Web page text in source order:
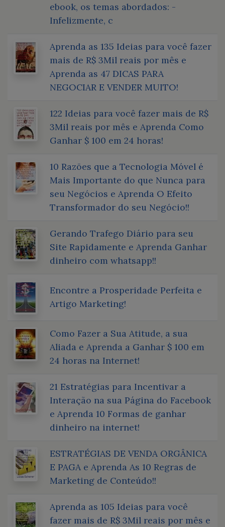
ebook, os temas abordados: -
Infelizmente, c
Aprenda as 135 Ideias para você fazer
mais de R$ 3Mil reais por mês e
Aprenda as 47 DICAS PARA
NEGOCIAR E VENDER MUITO!
122 Ideias para você fazer mais de R$
3Mil reais por mês e Aprenda Como
Ganhar $ 100 em 24 horas!
10 Razões que a Tecnologia Móvel é
Mais Importante do que Nunca para
seu Negócios e Aprenda O Efeito
Transformador do seu Negócio!!
Gerando Trafego Diário para seu
Site Rapidamente e Aprenda Ganhar
dinheiro com whatsapp!!
Encontre a Prosperidade Perfeita e
Artigo Marketing!
Como Fazer a Sua Atitude, a sua
Aliada e Aprenda a Ganhar $ 100 em
24 horas na Internet!
21 Estratégias para Incentivar a
Interação na sua Página do Facebook
e Aprenda 10 Formas de ganhar
dinheiro na internet!
ESTRATÉGIAS DE VENDA ORGÂNICA
E PAGA e Aprenda As 10 Regras de
Marketing de Conteúdo!!
Aprenda as 105 Ideias para você
fazer mais de R$ 3Mil reais por mês e